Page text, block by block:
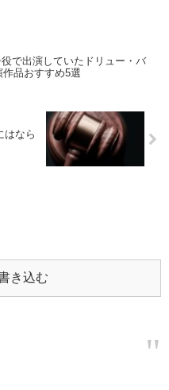
役で出演していたドリュー・バ
作品おすすめ5選
はなら
き込む